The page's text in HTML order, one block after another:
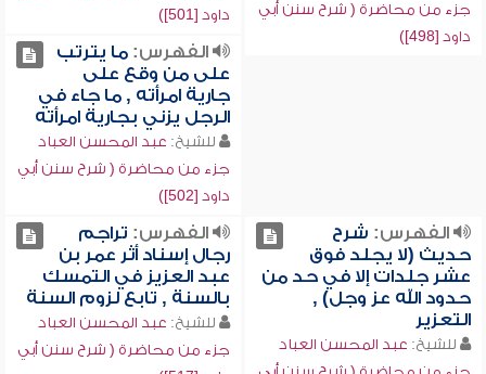
جزء من محاضرة ( شرح سنن أبي
داود [498])
داود [501])
الفهرس:ما يترتب
على من وقع على
جارية امرأته , ما جاء في
الرجل يزني بجارية امرأته
للشيخ: عبد المحسن العباد
جزء من محاضرة ( شرح سنن أبي
داود [502])
الفهرس: شرح
حديث (لا يجلد فوق
عشر جلدات إلا في حد من
حدود الله عز وجل) ,
التعزير
للشيخ: عبد المحسن العباد
الفهرس: تراجم
رجال إسناد أثر عمر بن
عبد العزيز في التمسك
بالسنة , تابع لزوم السنة
للشيخ: عبد المحسن العباد
جزء من محاضرة ( شرح سنن أبي